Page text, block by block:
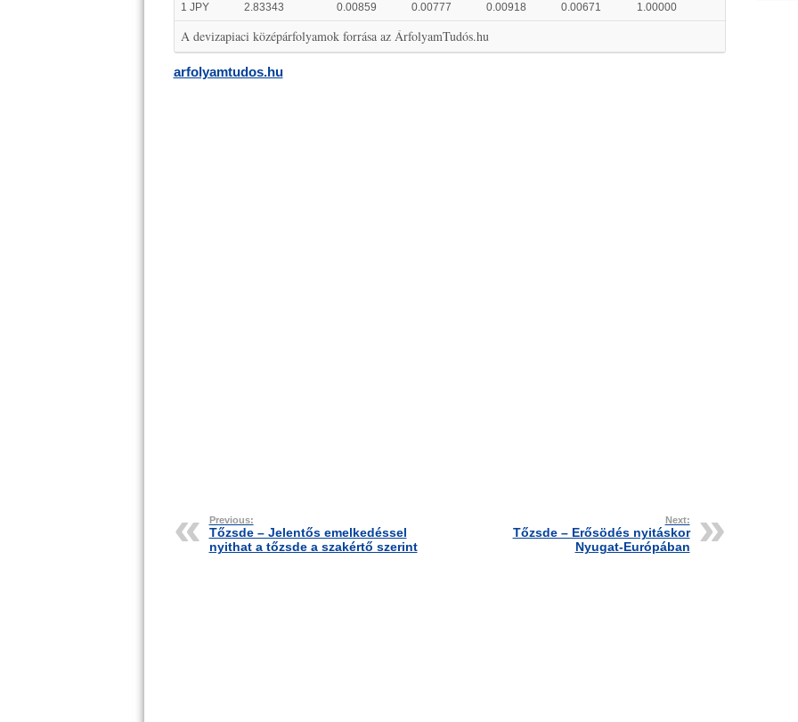
1 JPY 2.83343 0.00859 0.00777 0.00918 0.00671 1.00000
A devizapiaci középárfolyamok forrása az ÁrfolyamTudós.hu
arfolyamtudos.hu
Previous:
Tőzsde – Jelentős emelkedéssel
nyithat a tőzsde a szakértő szerint
Next:
Tőzsde – Erősödés nyitáskor
Nyugat-Európában